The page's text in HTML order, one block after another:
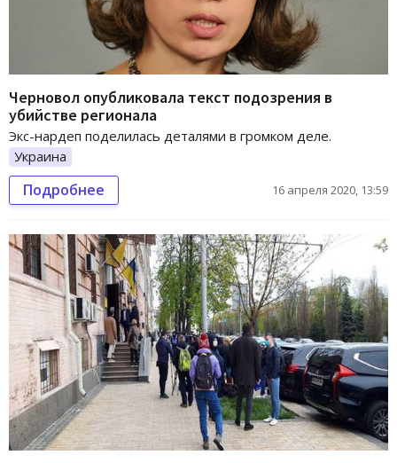
Черновол опубликовала текст подозрения в
убийстве регионала
Экс-нардеп поделилась деталями в громком деле.
Украина
Подробнее 16 апреля 2020, 13:59